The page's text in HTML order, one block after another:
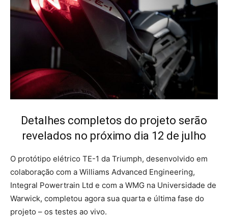
Detalhes completos do projeto serão
revelados no próximo dia 12 de julho
O protótipo elétrico TE-1 da Triumph, desenvolvido em
colaboração com a Williams Advanced Engineering,
Integral Powertrain Ltd e com a WMG na Universidade de
Warwick, completou agora sua quarta e última fase do
projeto – os testes ao vivo.